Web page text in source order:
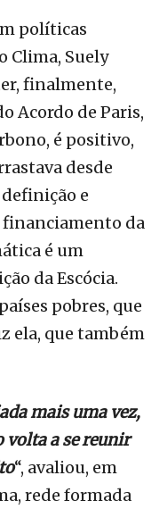
políticas
Clima, Suely
finalmente,
Acordo de Paris,
é positivo,
desde
e
financiamento da
é um
da Escócia.
pobres, que
ela, que também
mais uma vez,
volta a se reunir
“, avaliou, em
rede formada